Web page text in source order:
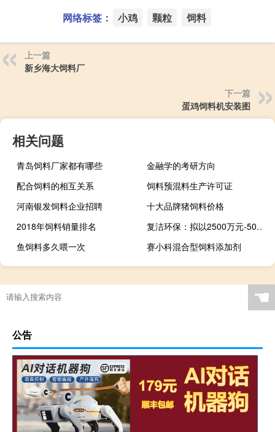
网络标签： 小鸡 颗粒 饲料
上一篇
新乡海大饲料厂
下一篇
蛋鸡饲料机安装图
相关问题
青岛饲料厂家都有哪些
金融学的考研方向
配合饲料的相互关系
饲料预混料生产许可证
河南银发饲料企业招聘
十大品牌猪饲料价格
2018年饲料销量排名
复洁环保：拟以2500万元-5000万元回购公司股份
鱼饲料多久喂一次
赛小科混合型饲料添加剂
☚
公告